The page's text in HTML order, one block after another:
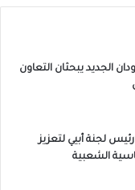
الجديد يبحثان التعاون
لجنة أبيي لتعزيز
الشعبية